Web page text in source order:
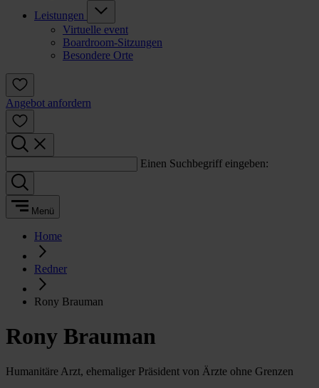
Leistungen
Virtuelle event
Boardroom-Sitzungen
Besondere Orte
Angebot anfordern
Einen Suchbegriff eingeben:
Menü
Home
Redner
Rony Brauman
Rony Brauman
Humanitäre Arzt, ehemaliger Präsident von Ärzte ohne Grenzen